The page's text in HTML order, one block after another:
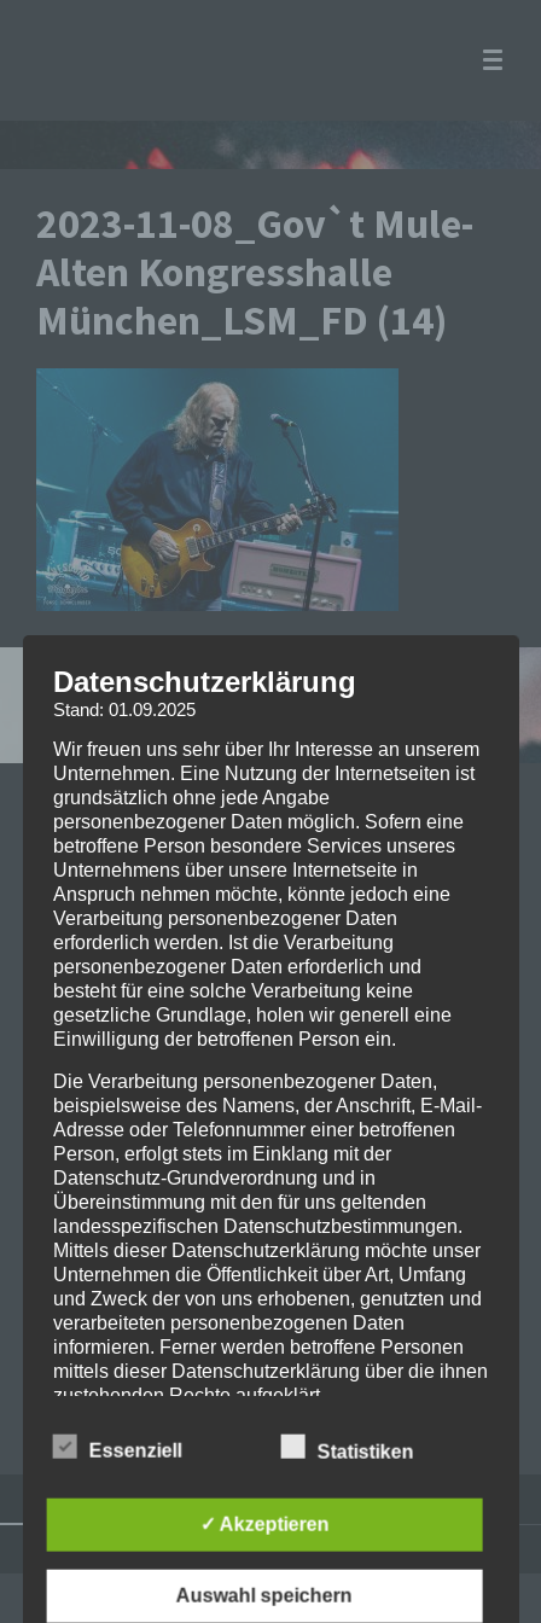
2023-11-08_Gov`t Mule-
Alten Kongresshalle
München_LSM_FD (14)
Leave a reply
Your email address will not be published. Required
fields are marked *
Kommentar*
Name*
E-Mail-Adresse*
Website
ADMINISTRATION
Datenschutzerklärung
Stand: 01.09.2025
Wir freuen uns sehr über Ihr Interesse an unserem
Unternehmen. Eine Nutzung der Internetseiten ist
grundsätzlich ohne jede Angabe
personenbezogener Daten möglich. Sofern eine
betroffene Person besondere Services unseres
Unternehmens über unsere Internetseite in
Anspruch nehmen möchte, könnte jedoch eine
Verarbeitung personenbezogener Daten
erforderlich werden. Ist die Verarbeitung
personenbezogener Daten erforderlich und
besteht für eine solche Verarbeitung keine
gesetzliche Grundlage, holen wir generell eine
Einwilligung der betroffenen Person ein.
Die Verarbeitung personenbezogener Daten,
beispielsweise des Namens, der Anschrift, E-Mail-
Adresse oder Telefonnummer einer betroffenen
Person, erfolgt stets im Einklang mit der
Datenschutz-Grundverordnung und in
Übereinstimmung mit den für uns geltenden
landesspezifischen Datenschutzbestimmungen.
Mittels dieser Datenschutzerklärung möchte unser
Unternehmen die Öffentlichkeit über Art, Umfang
und Zweck der von uns erhobenen, genutzten und
verarbeiteten personenbezogenen Daten
informieren. Ferner werden betroffene Personen
mittels dieser Datenschutzerklärung über die ihnen
zustehenden Rechte aufgeklärt.
Wir haben als für die Verarbeitung Verantwortlicher
zahlreiche technische und organisatorische
verarbeiteten personenbezogenen Daten
sicherzustellen. Dennoch können Internetbasierte
Sicherheitslücken aufweisen, sodass ein absoluter
Essenziell Statistiken
✓ Akzeptieren
Auswahl speichern